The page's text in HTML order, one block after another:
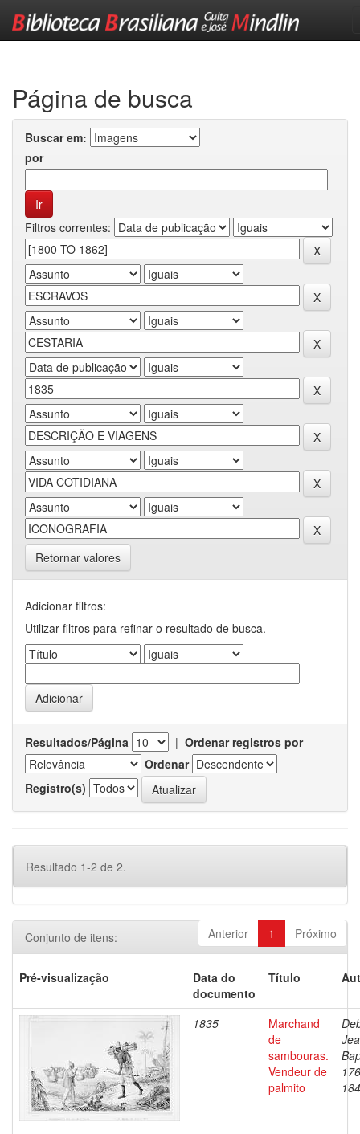
Página de busca
Buscar em:
por
Filtros correntes:
Retornar valores
Adicionar filtros:
Utilizar filtros para refinar o resultado de busca.
Resultados/Página | Ordenar registros por
Ordenar
Registro(s)
Resultado 1-2 de 2.
Anterior 1 Próximo
Conjunto de itens:
Pré-visualização
Data do
documento
Título
1835
Marchand
de
sambouras.
Vendeur de
palmito